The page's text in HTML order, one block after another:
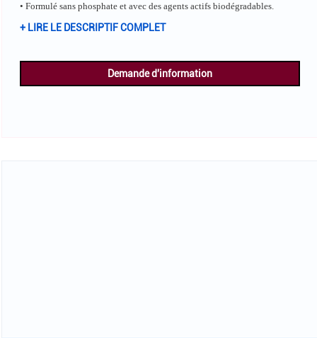
• Formulé sans phosphate et avec des agents actifs biodégradables.
+ LIRE LE DESCRIPTIF COMPLET
Demande d'information